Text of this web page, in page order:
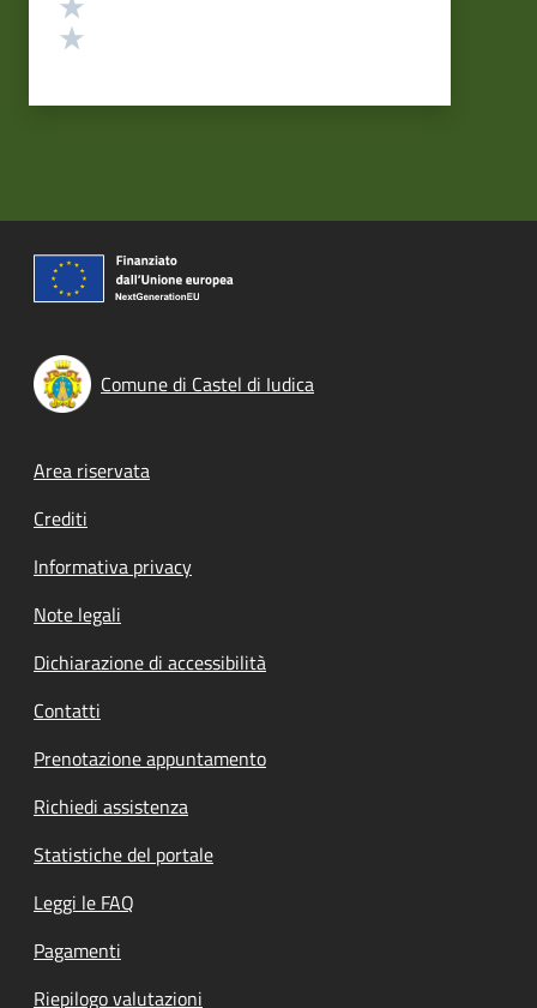
Comune di Castel di Iudica
Footer menu
Area riservata
Crediti
Informativa privacy
Note legali
Dichiarazione di accessibilità
Contatti
Prenotazione appuntamento
Richiedi assistenza
Statistiche del portale
Leggi le FAQ
Pagamenti
Riepilogo valutazioni